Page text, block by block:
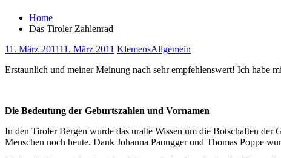
Home
Das Tiroler Zahlenrad
11. März 201111. März 2011 KlemensAllgemein
Erstaunlich und meiner Meinung nach sehr empfehlenswert! Ich habe
Die Bedeutung der Geburtszahlen und Vornamen
In den Tiroler Bergen wurde das uralte Wissen um die Botschaften
Menschen noch heute. Dank Johanna Paungger und Thomas Poppe